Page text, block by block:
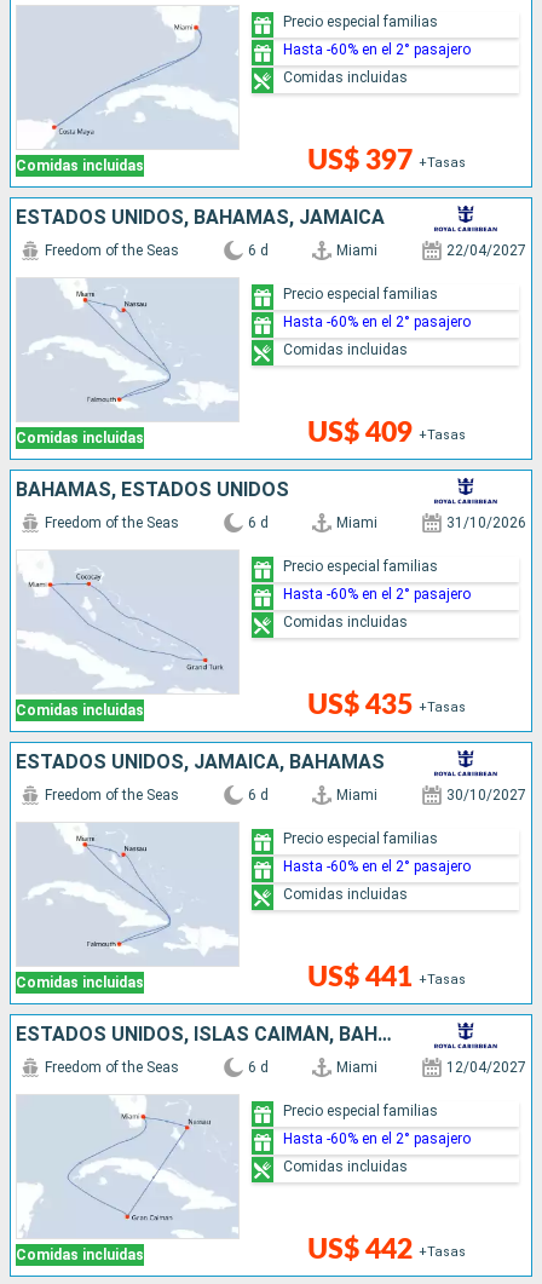
Comidas incluidas US$ 397 +Tasas
Precio especial familias
Hasta -60% en el 2° pasajero
Comidas incluidas
ESTADOS UNIDOS, BAHAMAS, JAMAICA
Comidas incluidas
Freedom of the Seas 6 d Miami 22/04/2027
US$ 409 +Tasas
Precio especial familias
Hasta -60% en el 2° pasajero
Comidas incluidas
BAHAMAS, ESTADOS UNIDOS
Comidas incluidas
Freedom of the Seas 6 d Miami 31/10/2026
US$ 435 +Tasas
Precio especial familias
Hasta -60% en el 2° pasajero
Comidas incluidas
ESTADOS UNIDOS, JAMAICA, BAHAMAS
Comidas incluidas
Freedom of the Seas 6 d Miami 30/10/2027
US$ 441 +Tasas
Precio especial familias
Hasta -60% en el 2° pasajero
Comidas incluidas
ESTADOS UNIDOS, ISLAS CAIMÁN, BAHAMAS
Comidas incluidas
Freedom of the Seas 6 d Miami 12/04/2027
US$ 442 +Tasas
Precio especial familias
Hasta -60% en el 2° pasajero
Comidas incluidas